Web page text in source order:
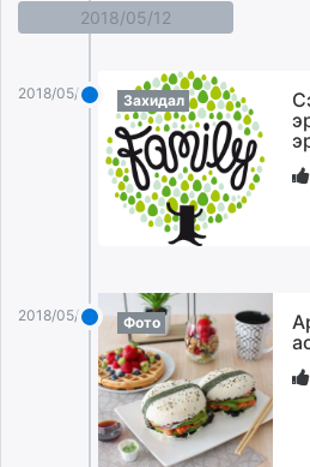
2018/05/12
2018/05/12 Захидал
2018/05/12 Фото